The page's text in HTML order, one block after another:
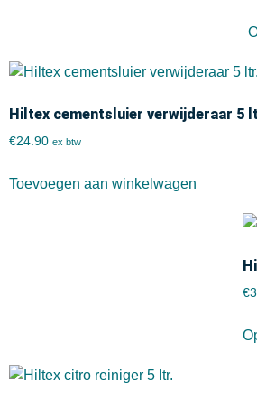
Hiltex cementsluier verwijderaar 5
€24.90 ex btw
Toevoegen aan winkelwagen
€